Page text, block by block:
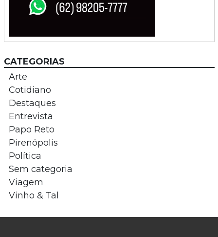
CATEGORIAS
Arte
Cotidiano
Destaques
Entrevista
Papo Reto
Pirenópolis
Política
Sem categoria
Viagem
Vinho & Tal